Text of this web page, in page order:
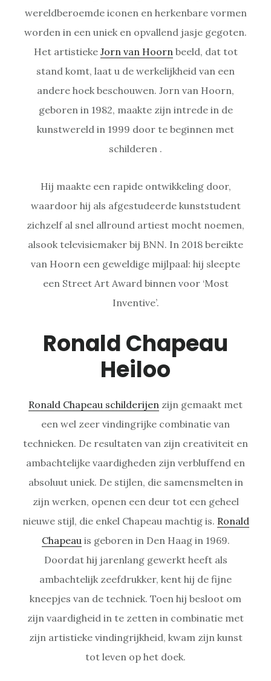
wereldberoemde iconen en herkenbare vormen
worden in een uniek en opvallend jasje gegoten.
Het artistieke Jorn van Hoorn beeld, dat tot
stand komt, laat u de werkelijkheid van een
andere hoek beschouwen. Jorn van Hoorn,
geboren in 1982, maakte zijn intrede in de
kunstwereld in 1999 door te beginnen met
schilderen .
Hij maakte een rapide ontwikkeling door,
waardoor hij als afgestudeerde kunststudent
zichzelf al snel allround artiest mocht noemen,
alsook televisiemaker bij BNN. In 2018 bereikte
van Hoorn een geweldige mijlpaal: hij sleepte
een Street Art Award binnen voor ‘Most
Inventive’.
Ronald Chapeau
Heiloo
Ronald Chapeau schilderijen zijn gemaakt met
een wel zeer vindingrijke combinatie van
technieken. De resultaten van zijn creativiteit en
ambachtelijke vaardigheden zijn verbluffend en
absoluut uniek. De stijlen, die samensmelten in
zijn werken, openen een deur tot een geheel
nieuwe stijl, die enkel Chapeau machtig is. Ronald
Chapeau is geboren in Den Haag in 1969.
Doordat hij jarenlang gewerkt heeft als
ambachtelijk zeefdrukker, kent hij de fijne
kneepjes van de techniek. Toen hij besloot om
zijn vaardigheid in te zetten in combinatie met
zijn artistieke vindingrijkheid, kwam zijn kunst
tot leven op het doek.